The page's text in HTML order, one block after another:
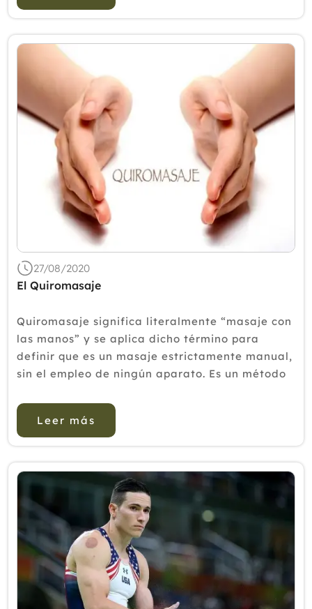
27/08/2020
El Quiromasaje
Quiromasaje significa literalmente “masaje con
las manos” y se aplica dicho término para
definir que es un masaje estrictamente manual,
sin el empleo de ningún aparato. Es un método
movimientos, con una velocidad, in...
Leer más